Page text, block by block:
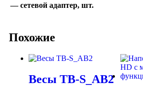
— сетевой адаптер, шт.
Похожие
Весы ТВ-S_АB2